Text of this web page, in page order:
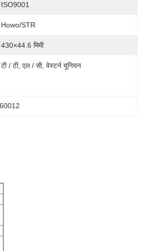
ISO9001
Howo/STR
430×44.6 मिमी
टी / टी, एल / सी, वेस्टर्न यूनियन